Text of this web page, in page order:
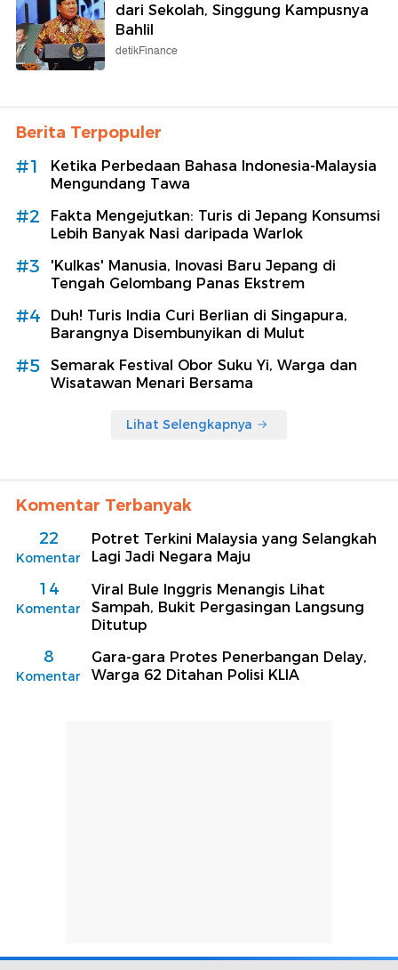
dari Sekolah, Singgung Kampusnya
Bahlil
detikFinance
Berita Terpopuler
#1
Ketika Perbedaan Bahasa Indonesia-Malaysia
Mengundang Tawa
#2
Fakta Mengejutkan: Turis di Jepang Konsumsi
Lebih Banyak Nasi daripada Warlok
#3
'Kulkas' Manusia, Inovasi Baru Jepang di
Tengah Gelombang Panas Ekstrem
#4
Duh! Turis India Curi Berlian di Singapura,
Barangnya Disembunyikan di Mulut
#5
Semarak Festival Obor Suku Yi, Warga dan
Wisatawan Menari Bersama
Lihat Selengkapnya
Komentar Terbanyak
22
Komentar
Potret Terkini Malaysia yang Selangkah
Lagi Jadi Negara Maju
14
Komentar
Viral Bule Inggris Menangis Lihat
Sampah, Bukit Pergasingan Langsung
Ditutup
8
Komentar
Gara-gara Protes Penerbangan Delay,
Warga 62 Ditahan Polisi KLIA